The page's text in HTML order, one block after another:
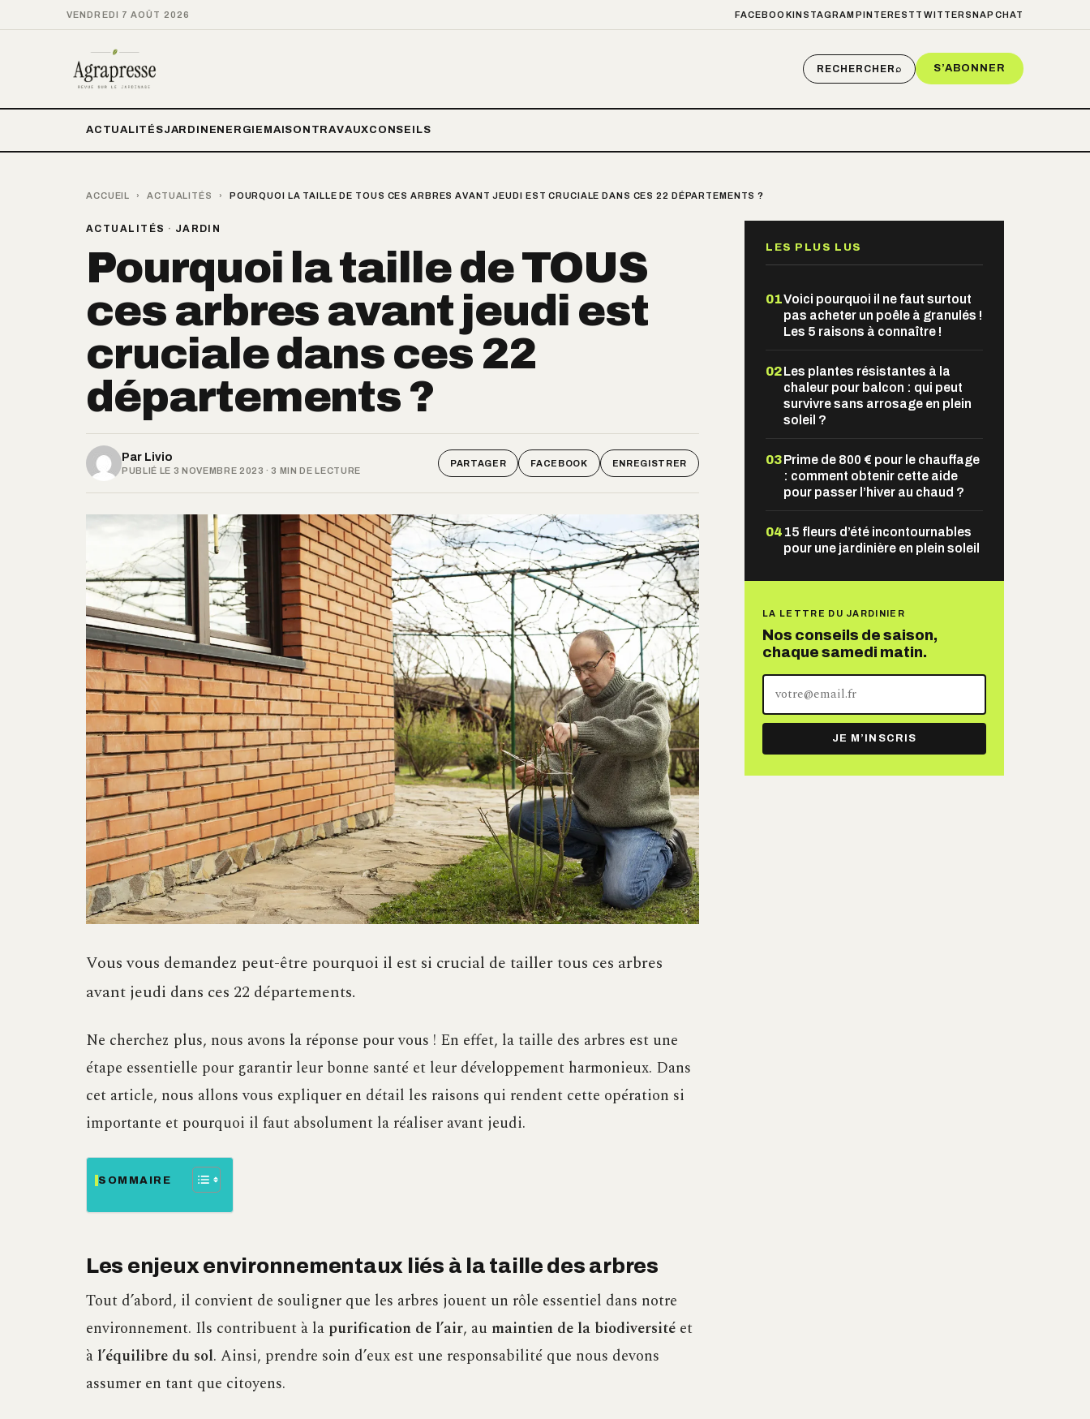
VENDREDI 7 AOÛT 2026 FACEBOOKINSTAGRAM PINTEREST TWITTER SNAPCHAT
RECHERCHER⌕ S’ABONNER
ACTUALITÉSJARDIN ENERGIE MAISON TRAVAUXCONSEILS
ACCUEIL › ACTUALITÉS › POURQUOI LA TAILLE DE TOUS CES ARBRES AVANT JEUDI EST CRUCIALE DANS CES 22 DÉPARTEMENTS ?
ACTUALITÉS · JARDIN
Pourquoi la taille de TOUS
ces arbres avant jeudi est
cruciale dans ces 22
départements ?
Par Livio
PUBLIÉ LE 3 NOVEMBRE 2023 · 3 MIN DE LECTURE
PARTAGER FACEBOOK ENREGISTRER
Vous vous demandez peut-être pourquoi il est si crucial de tailler tous ces arbres
avant jeudi dans ces 22 départements.
Ne cherchez plus, nous avons la réponse pour vous ! En effet, la taille des arbres est une
étape essentielle pour garantir leur bonne santé et leur développement harmonieux. Dans
cet article, nous allons vous expliquer en détail les raisons qui rendent cette opération si
importante et pourquoi il faut absolument la réaliser avant jeudi.
SOMMAIRE
Les enjeux environnementaux liés à la taille des arbres
Tout d’abord, il convient de souligner que les arbres jouent un rôle essentiel dans notre
environnement. Ils contribuent à la purification de l’air, au maintien de la biodiversité et
à l’équilibre du sol. Ainsi, prendre soin d’eux est une responsabilité que nous devons
assumer en tant que citoyens.
LES PLUS LUS
01Voici pourquoi il ne faut surtout
pas acheter un poêle à granulés !
Les 5 raisons à connaître !
02Les plantes résistantes à la
chaleur pour balcon : qui peut
survivre sans arrosage en plein
soleil ?
03Prime de 800 € pour le chauffage
: comment obtenir cette aide
pour passer l’hiver au chaud ?
04 15 fleurs d’été incontournables
pour une jardinière en plein soleil
LA LETTRE DU JARDINIER
Nos conseils de saison,
chaque samedi matin.
adresse
mail
JE M’INSCRIS